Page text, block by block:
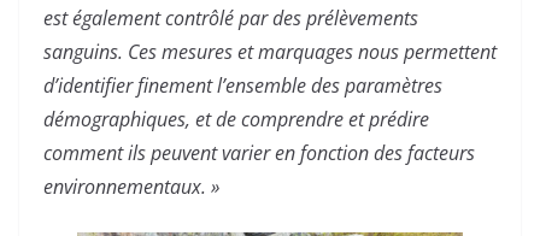
est également contrôlé par des prélèvements
sanguins. Ces mesures et marquages nous permettent
d’identifier finement l’ensemble des paramètres
démographiques, et de comprendre et prédire
comment ils peuvent varier en fonction des facteurs
environnementaux. »